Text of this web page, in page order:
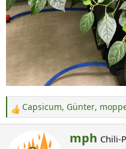
R
e
Capsicum, Günter,
G
mph Chili-